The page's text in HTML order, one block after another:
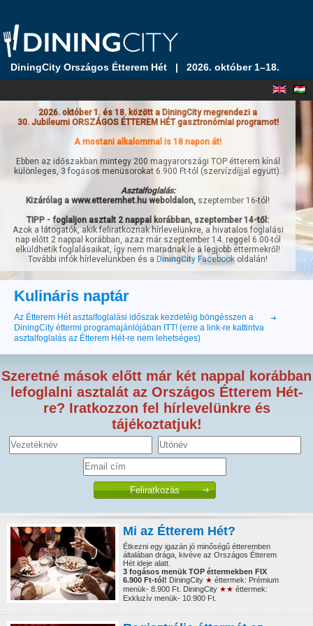
DiningCity Országos Étterem Hét | 2026. október 1–18.
2026. október 1. és 18. között a DiningCity megrendezi a
30. Jubileumi ORSZÁGOS ÉTTEREM HÉT gasztronómiai programot!
A mostani alkalommal is 18 napon át!
Ebben az időszakban mintegy 200 magyarországi TOP étterem kínál
különleges, 3 fogásos menüsorokat 6.900 Ft-tól (szervízdíjjal együtt).
Asztalfoglalás:
Kizárólag a www.etteremhet.hu weboldalon, szeptember 16-tól!
TIPP - foglaljon asztalt 2 nappal korábban, szeptember 14-től:
Azok a látogatók, akik feliratkoznak hírlevelünkre, a hivatalos foglalási
nap előtt 2 nappal korábban, azaz már szeptember 14. reggel 6.00-tól
elküldhetik foglalásaikat, így nem maradnak le a legjobb éttermekről!
További infók hírlevelünkben és a DiningCity Facebook oldalán!
Kulináris naptár
Az Étterem Hét asztalfoglalási időszak kezdetéig böngésszen a
DiningCity éttermi programajánlójában ITT! (erre a link-re kattintva
asztalfoglalás az Étterem Hét-re nem lehetséges)
Szeretné mások előtt már két nappal korábban
lefoglalni asztalát az Országos Étterem Hét-
re? Iratkozzon fel hírlevelünkre és
tájékoztatjuk!
Mi az Étterem Hét?
Étkezni egy igazán jó minőségű étteremben
általában drága, kivéve az Országos Étterem
Hét ideje alatt.
3 fogásos menük TOP éttermekben FIX
6.900 Ft-tól! DiningCity ★ éttermek: Prémium
menük- 8.900 Ft. DiningCity ★★ éttermek:
Exkluzív menük- 10.900 Ft.